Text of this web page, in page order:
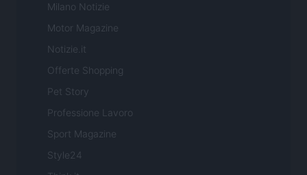
Milano Notizie
Motor Magazine
Notizie.it
Offerte Shopping
Pet Story
Professione Lavoro
Sport Magazine
Style24